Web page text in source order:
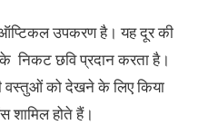
उपकरण है। यह दूर की
छवि प्रदान करता है।
वस्तुओं को देखने के लिए किया
होते हैं।